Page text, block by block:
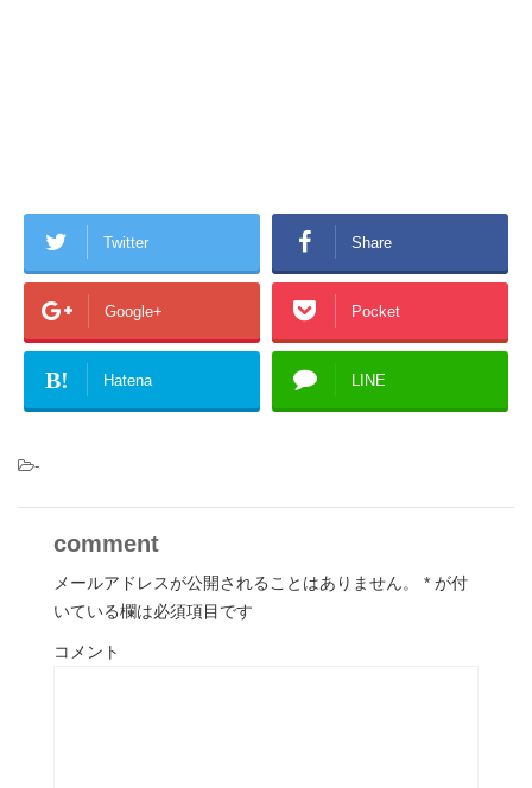
Twitter Share
Google+ Pocket
B! Hatena LINE
-
comment
メールアドレスが公開されることはありません。 * が付
いている欄は必須項目です
コメント